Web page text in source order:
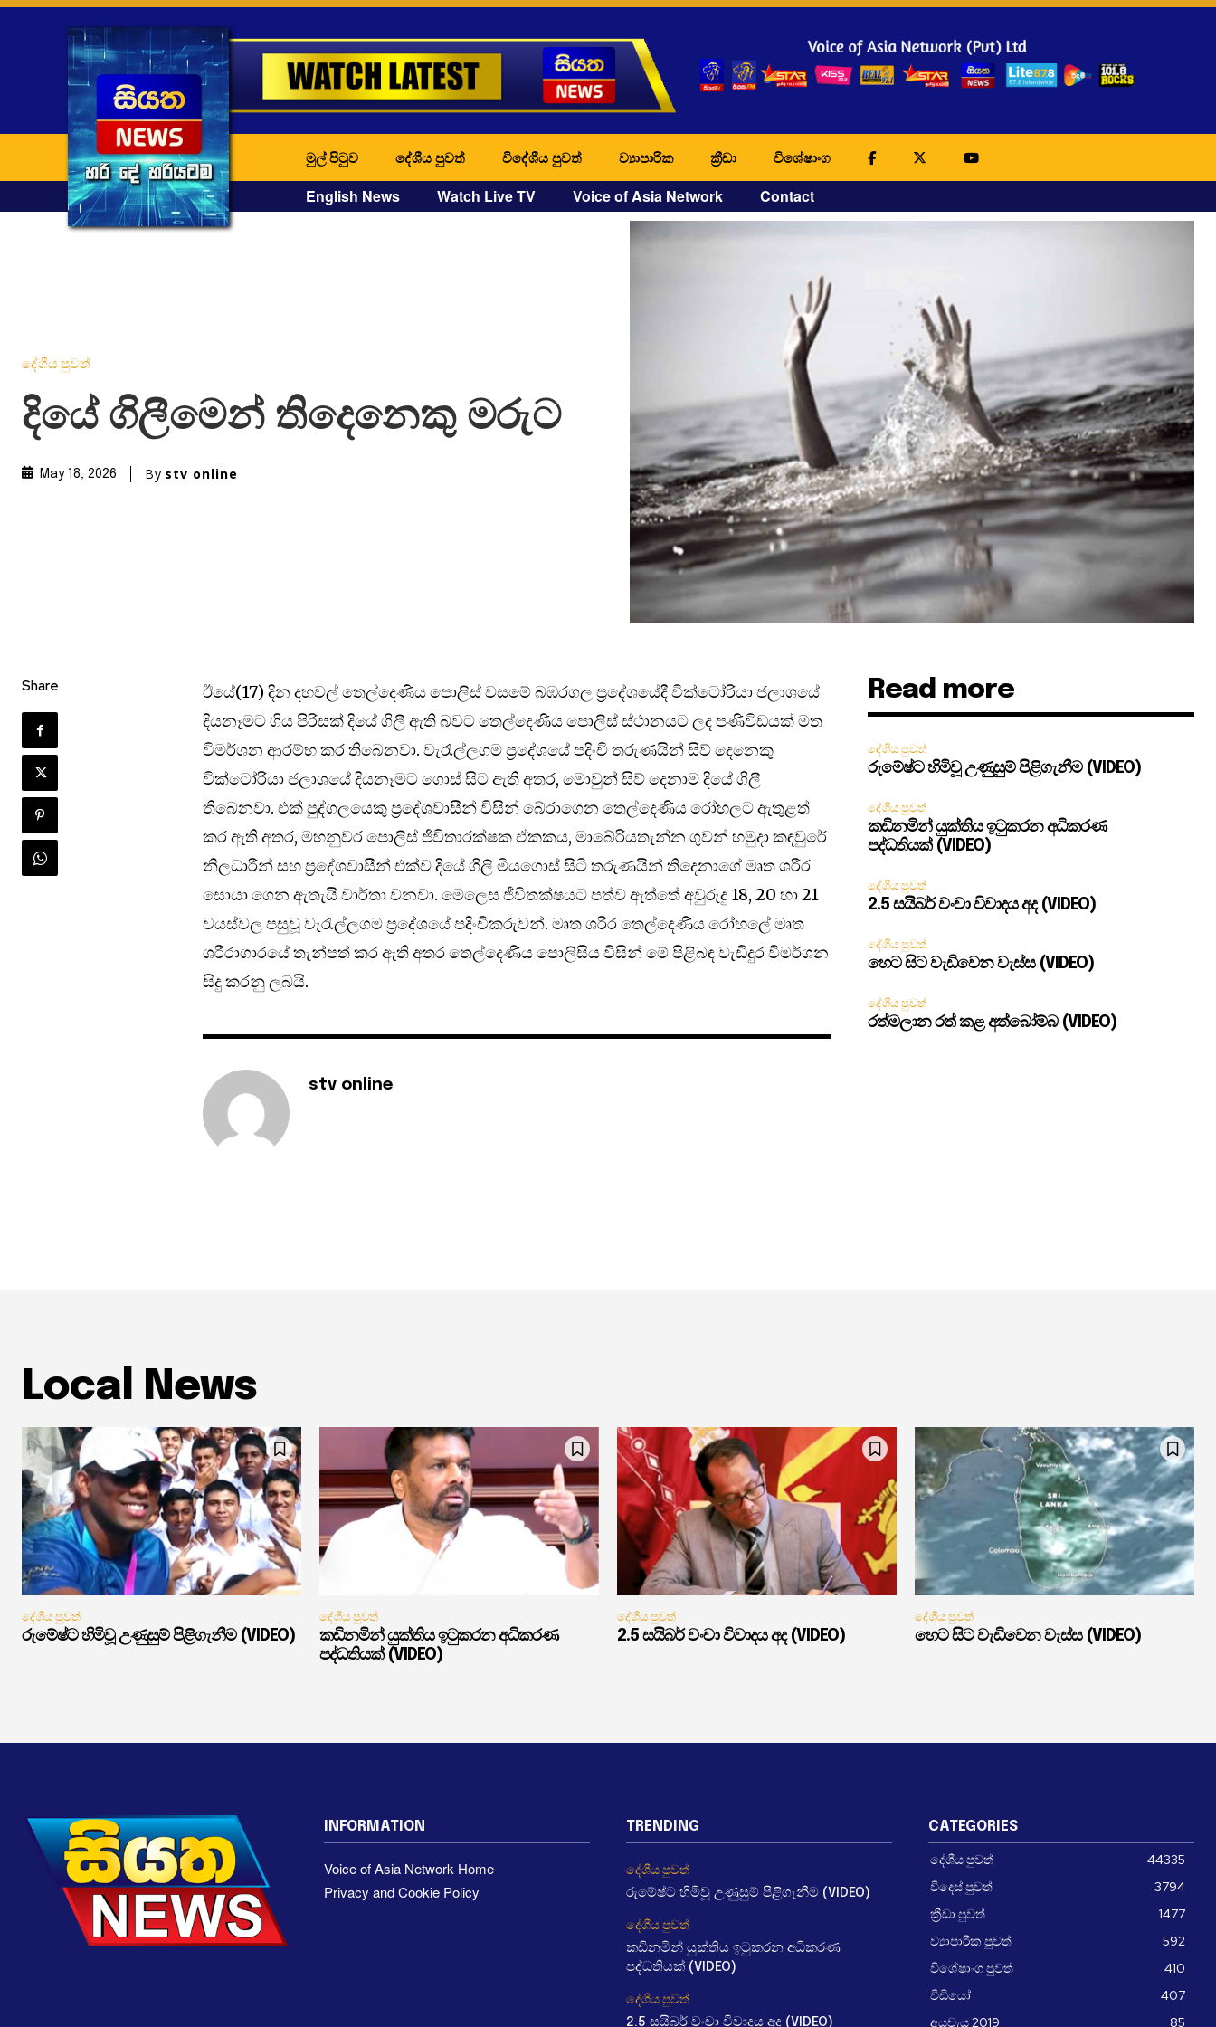
මුල් පිටුව දේශීය පුවත් විදේශීය පුවත් ව්‍යාපාරික ක්‍රීඩා විශේෂාංග
English News Watch Live TV Voice of Asia Network Contact
දේශීය පුවත්
දියේ ගිලීමෙන් තිදෙනෙකු මරුට
May 18, 2026 By stv online
Share
ඊයේ(17) දින දහවල් තෙල්දෙණිය පොලිස් වසමේ බඹරගල ප්‍රදේශයේදී වික්ටෝරියා ජලාශයේ
දියනෑමට ගිය පිරිසක් දියේ ගිලී ඇති බවට තෙල්දෙණිය පොලිස් ස්ථානයට ලද පණිවිඩයක් මත
විමර්ශන ආරම්භ කර තිබෙනවා. වැරැල්ලගම ප්‍රදේශයේ පදිංචි තරුණයින් සිව් දෙනෙකු
වික්ටෝරියා ජලාශයේ දියනෑමට ගොස් සිට ඇති අතර, මොවුන් සිව් දෙනාම දියේ ගිලී
තිබෙනවා. එක් පුද්ගලයෙකු ප්‍රදේශවාසීන් විසින් බේරාගෙන තෙල්දෙණිය රෝහලට ඇතුළත්
කර ඇති අතර, මහනුවර පොලිස් ජිවිතාරක්ෂක ඒකකය, මාබේරියතැන්න ගුවන් හමුදා කඳවුරේ
නිලධාරීන් සහ ප්‍රදේශවාසීන් එක්ව දියේ ගිලී මියගොස් සිටි තරුණයින් තිදෙනාගේ මෘත ශරීර
සොයා ගෙන ඇතැ‍යි වාර්තා වනවා. මෙලෙස ජීවිතක්ෂයට පත්ව ඇත්තේ අවුරුදු 18, 20 හා 21
වයස්වල පසුවූ වැරැල්ලගම ප්‍රදේශයේ පදිංචිකරුවන්. මෘත ශරීර තෙල්දෙණිය රෝහලේ මෘත
ශරීරාගාරයේ තැන්පත් කර ඇති අතර තෙල්දෙණිය පොලිසිය විසින් මේ පිළිබඳ වැඩිදුර විමර්ශන
සිදු කරනු ලබයි.
stv online
Read more
දේශීය පුවත්
රුමේෂ්ට හිමිවූ උණුසුම් පිළිගැනීම (VIDEO)
දේශීය පුවත්
කඩිනමින් යුක්තිය ඉටුකරන අධිකරණ
පද්ධතියක් (VIDEO)
දේශීය පුවත්
2.5 සයිබර් වංචා විවාදය අද (VIDEO)
දේශීය පුවත්
හෙට සිට වැඩිවෙන වැස්ස (VIDEO)
දේශීය පුවත්
රත්මලාන රත් කළ අත්බෝම්බ (VIDEO)
Local News
දේශීය පුවත්
රුමේෂ්ට හිමිවූ උණුසුම් පිළිගැනීම (VIDEO)
දේශීය පුවත්
කඩිනමින් යුක්තිය ඉටුකරන අධිකරණ
පද්ධතියක් (VIDEO)
දේශීය පුවත්
2.5 සයිබර් වංචා විවාදය අද (VIDEO)
දේශීය පුවත්
හෙට සිට වැඩිවෙන වැස්ස (VIDEO)
INFORMATION
Voice of Asia Network Home
Privacy and Cookie Policy
TRENDING
දේශීය පුවත්
රුමේෂ්ට හිමිවූ උණුසුම් පිළිගැනීම (VIDEO)
දේශීය පුවත්
කඩිනමින් යුක්තිය ඉටුකරන අධිකරණ
පද්ධතියක් (VIDEO)
දේශීය පුවත්
2.5 සයිබර් වංචා විවාදය අද (VIDEO)
CATEGORIES
දේශීය පුවත්
44335
විදෙස් පුවත්
3794
ක්‍රීඩා පුවත්
1477
ව්‍යාපාරික පුවත්
592
විශේෂාංග පුවත්
410
වීඩීයෝ
407
අයවැය 2019
85